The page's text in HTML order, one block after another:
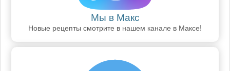
Мы в Макс
Новые рецепты смотрите в нашем канале в Максе!